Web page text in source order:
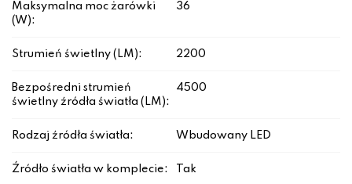
Maksymalna moc żarówki
(W):
36
Strumień świetlny (LM): 2200
Bezpośredni strumień
świetlny źródła światła (LM):
4500
Rodzaj źródła światła: Wbudowany LED
Źródło światła w komplecie: Tak